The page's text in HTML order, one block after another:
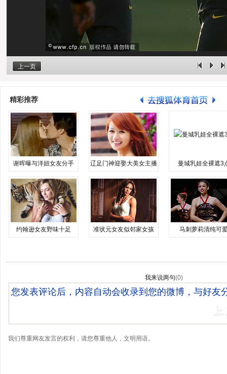
上一页
精彩推荐
谢晖曝与洋妞女友分手 辽足门神迎娶大美女主播 曼城乳娃全裸遮3
约翰逊女友野味十足 准状元女友似邻家女孩 马刺萝莉清纯可
我来说两句(0)
我们尊重网友发言的权利，请您尊重他人，文明用语。